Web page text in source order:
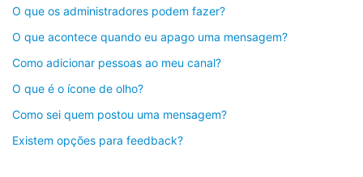
O que os administradores podem fazer?
O que acontece quando eu apago uma mensagem?
Como adicionar pessoas ao meu canal?
O que é o ícone de olho?
Como sei quem postou uma mensagem?
Existem opções para feedback?